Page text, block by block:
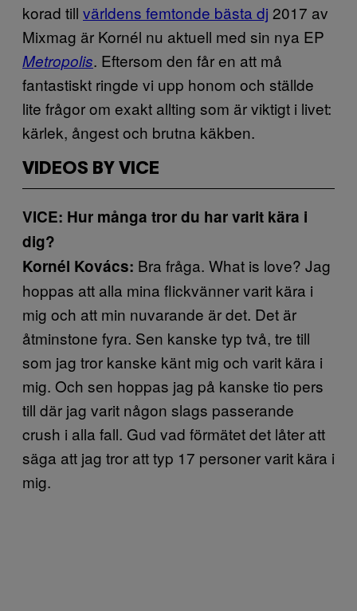
korad till världens femtonde bästa dj 2017 av
Mixmag är Kornél nu aktuell med sin nya EP
Metropolis. Eftersom den får en att må
fantastiskt ringde vi upp honom och ställde
lite frågor om exakt allting som är viktigt i livet:
kärlek, ångest och brutna käkben.
VIDEOS BY VICE
VICE: Hur många tror du har varit kära i
dig?
Kornél Kovács: Bra fråga. What is love? Jag
hoppas att alla mina flickvänner varit kära i
mig och att min nuvarande är det. Det är
åtminstone fyra. Sen kanske typ två, tre till
som jag tror kanske känt mig och varit kära i
mig. Och sen hoppas jag på kanske tio pers
till där jag varit någon slags passerande
crush i alla fall. Gud vad förmätet det låter att
säga att jag tror att typ 17 personer varit kära i
mig.